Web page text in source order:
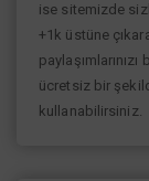
ise sitemizde
+1k üstüne
ücretsiz bir
kullanabilirsiniz.